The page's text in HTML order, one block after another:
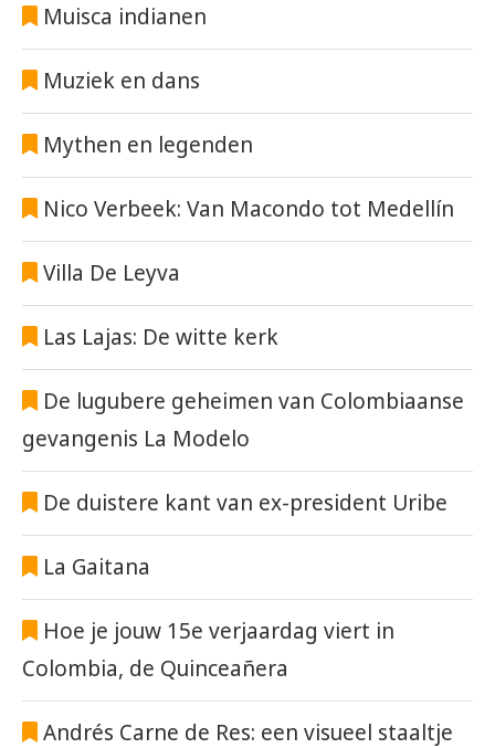
Muisca indianen
Muziek en dans
Mythen en legenden
Nico Verbeek: Van Macondo tot Medellín
Villa De Leyva
Las Lajas: De witte kerk
De lugubere geheimen van Colombiaanse
gevangenis La Modelo
De duistere kant van ex-president Uribe
La Gaitana
Hoe je jouw 15e verjaardag viert in
Colombia, de Quinceañera
Andrés Carne de Res: een visueel staaltje